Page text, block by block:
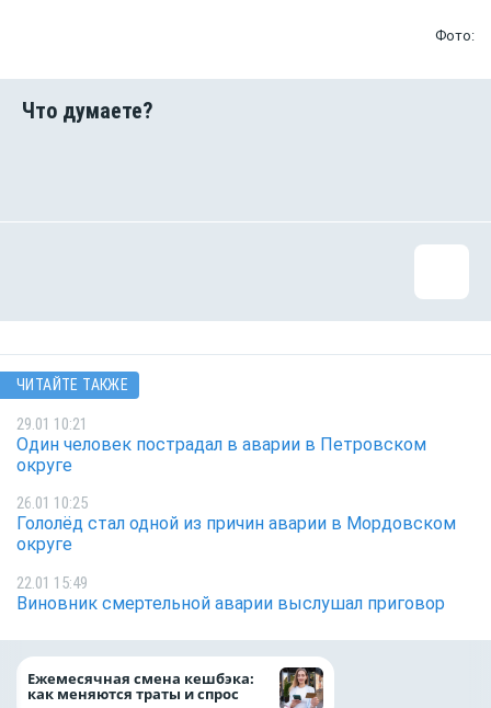
Фото:
ЧИТАЙТЕ ТАКЖЕ
29.01 10:21
Один человек пострадал в аварии в Петровском
округе
26.01 10:25
Гололёд стал одной из причин аварии в Мордовском
округе
22.01 15:49
Виновник смертельной аварии выслушал приговор
Ежемесячная смена кешбэка:
как меняются траты и спрос